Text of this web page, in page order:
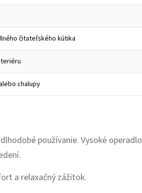
čitateľského kútika
chalupy
používanie. Vysoké operadlo
a relaxačný zážitok.